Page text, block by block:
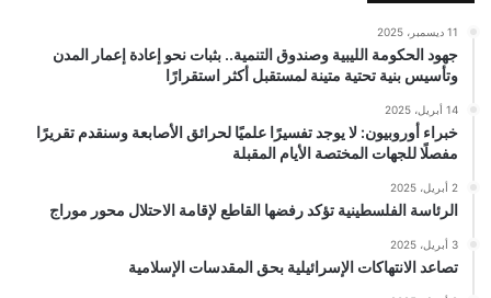
11 ديسمبر، 2025
جهود الحكومة الليبية وصندوق التنمية.. بثبات نحو إعادة إعمار المدن
وتأسيس بنية تحتية متينة لمستقبل أكثر استقرارًا
14 أبريل، 2025
خبراء أوروبيون: لا يوجد تفسيرًا علميًا لحرائق الأصابعة وسنقدم تقريرًا
مفصلًا للجهات المختصة الأيام المقبلة
2 أبريل، 2025
الرئاسة الفلسطينية تؤكد رفضها القاطع لإقامة الاحتلال محور موراج
3 أبريل، 2025
تصاعد الانتهاكات الإسرائيلية بحق المقدسات الإسلامية